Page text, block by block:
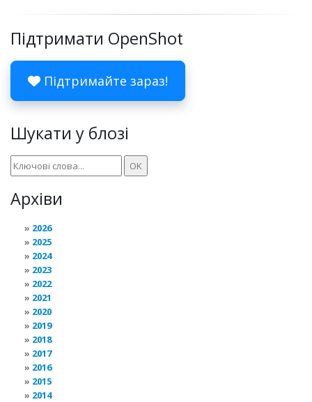
Підтримати OpenShot
Підтримайте зараз!
Шукати у блозі
Архіви
2026
2025
2024
2023
2022
2021
2020
2019
2018
2017
2016
2015
2014